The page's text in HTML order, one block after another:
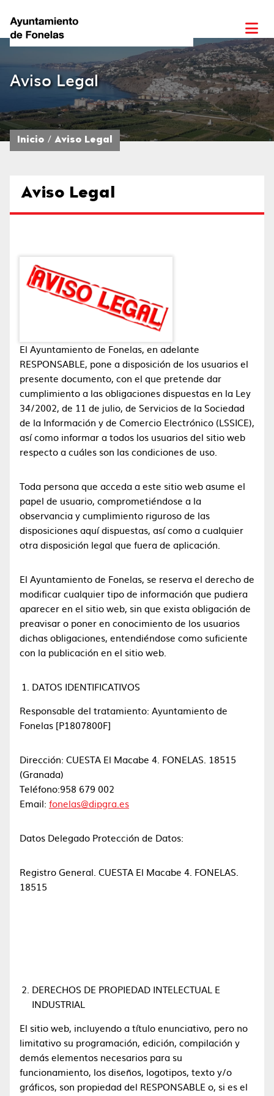
Aviso Legal
Inicio Aviso Legal
Aviso Legal
El Ayuntamiento de Fonelas, en adelante
RESPONSABLE, pone a disposición de los usuarios el
presente documento, con el que pretende dar
cumplimiento a las obligaciones dispuestas en la Ley
34/2002, de 11 de julio, de Servicios de la Sociedad
de la Información y de Comercio Electrónico (LSSICE),
así como informar a todos los usuarios del sitio web
respecto a cuáles son las condiciones de uso.
Toda persona que acceda a este sitio web asume el
papel de usuario, comprometiéndose a la
observancia y cumplimiento riguroso de las
disposiciones aquí dispuestas, así como a cualquier
otra disposición legal que fuera de aplicación.
El Ayuntamiento de Fonelas, se reserva el derecho de
modificar cualquier tipo de información que pudiera
aparecer en el sitio web, sin que exista obligación de
preavisar o poner en conocimiento de los usuarios
dichas obligaciones, entendiéndose como suficiente
con la publicación en el sitio web.
DATOS IDENTIFICATIVOS
Responsable del tratamiento: Ayuntamiento de
Fonelas [P1807800F]
Dirección: CUESTA El Macabe 4. FONELAS. 18515
(Granada)
Teléfono:958 679 002
Email: fonelas@dipgra.es
Datos Delegado Protección de Datos:
Registro General. CUESTA El Macabe 4. FONELAS.
18515
DERECHOS DE PROPIEDAD INTELECTUAL E
INDUSTRIAL
El sitio web, incluyendo a título enunciativo, pero no
limitativo su programación, edición, compilación y
demás elementos necesarios para su
funcionamiento, los diseños, logotipos, texto y/o
gráficos, son propiedad del RESPONSABLE o, si es el